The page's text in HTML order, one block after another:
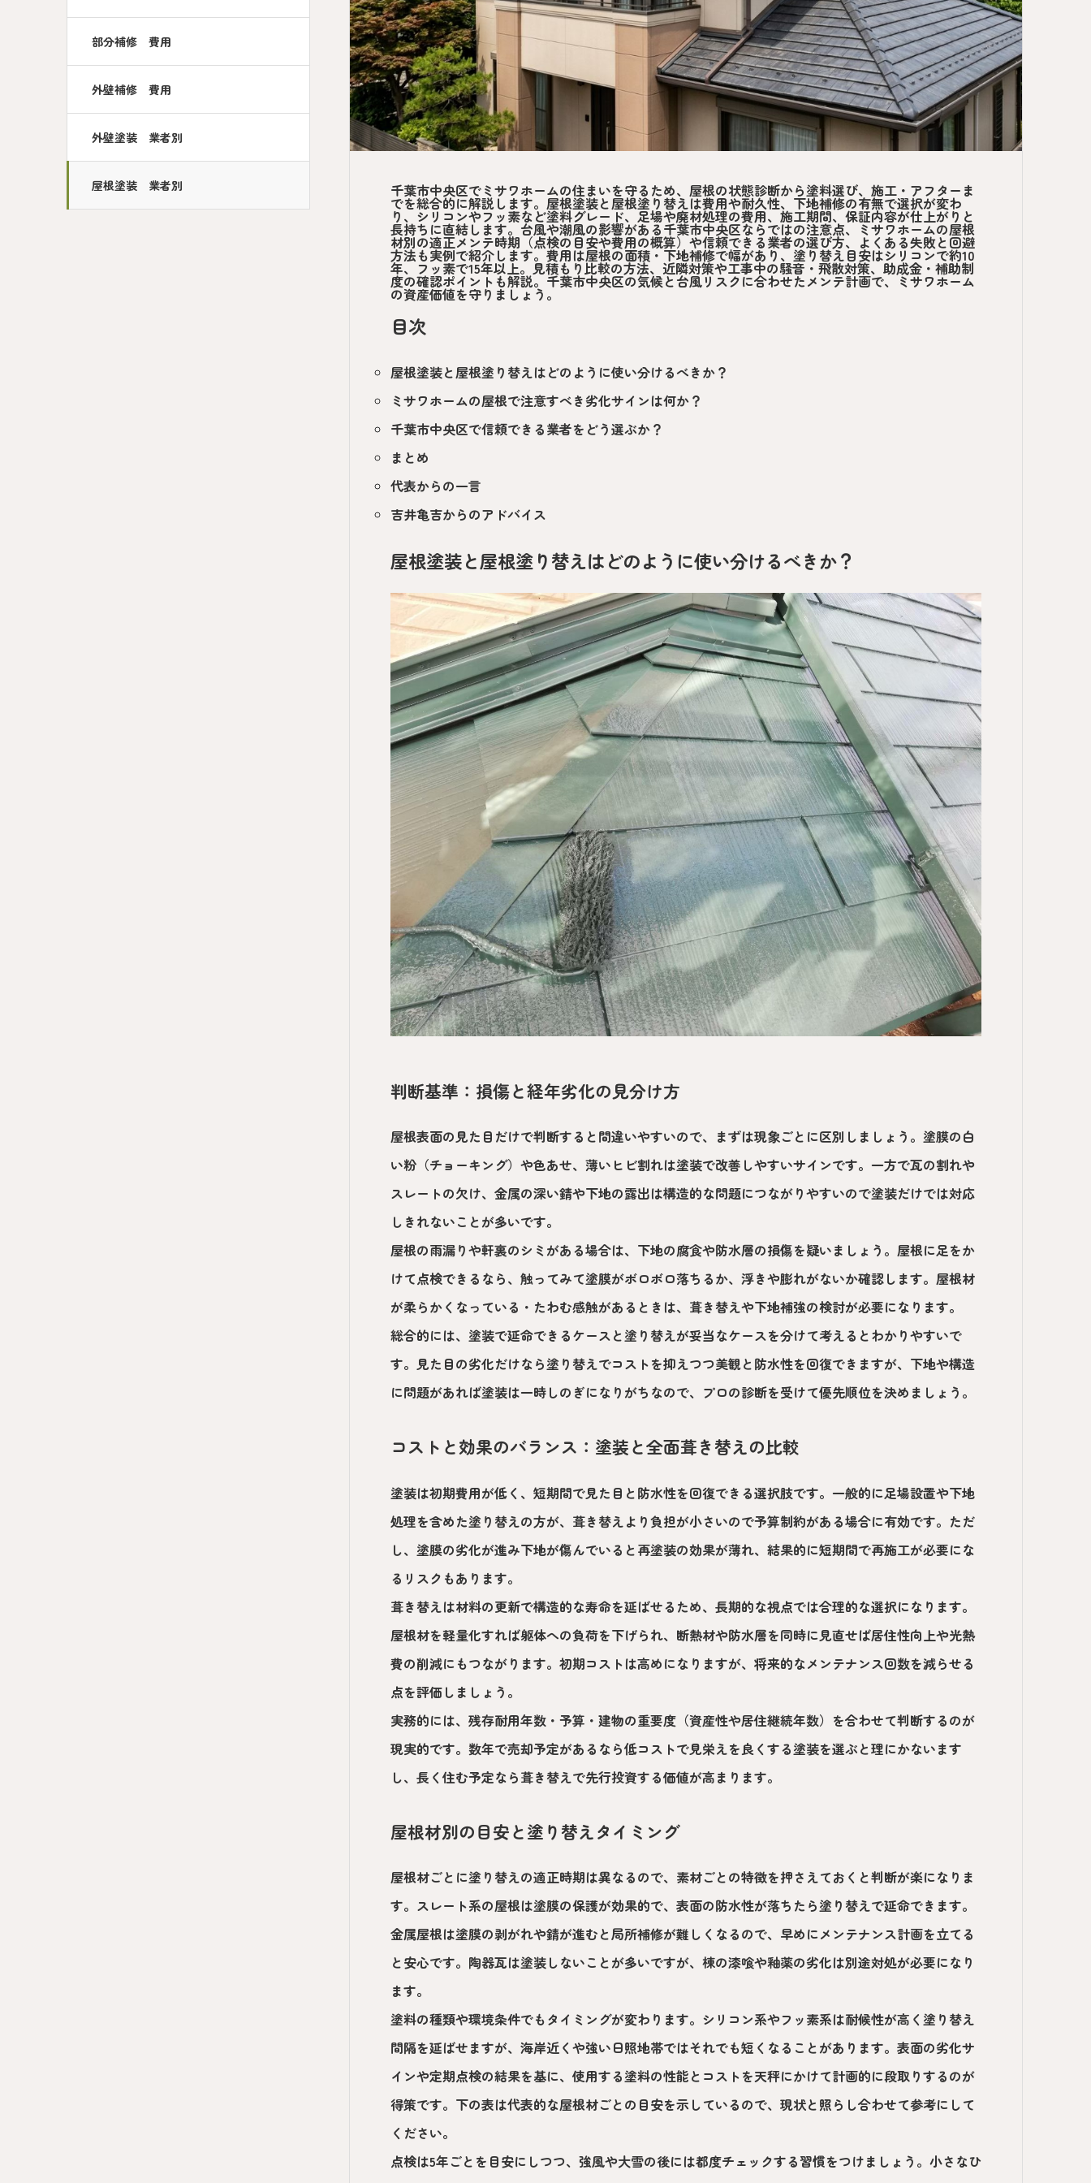
部分補修 費用
外壁補修 費用
外壁塗装 業者別
屋根塗装 業者別 千葉市中央区でミサワホームの住まいを守るため、屋根の状態診断から塗料選び、施工・アフターま
でを総合的に解説します。屋根塗装と屋根塗り替えは費用や耐久性、下地補修の有無で選択が変わ
り、シリコンやフッ素など塗料グレード、足場や廃材処理の費用、施工期間、保証内容が仕上がりと
長持ちに直結します。台風や潮風の影響がある千葉市中央区ならではの注意点、ミサワホームの屋根
材別の適正メンテ時期（点検の目安や費用の概算）や信頼できる業者の選び方、よくある失敗と回避
方法も実例で紹介します。費用は屋根の面積・下地補修で幅があり、塗り替え目安はシリコンで約10
年、フッ素で15年以上。見積もり比較の方法、近隣対策や工事中の騒音・飛散対策、助成金・補助制
度の確認ポイントも解説。千葉市中央区の気候と台風リスクに合わせたメンテ計画で、ミサワホーム
の資産価値を守りましょう。
目次
屋根塗装と屋根塗り替えはどのように使い分けるべきか？
ミサワホームの屋根で注意すべき劣化サインは何か？
千葉市中央区で信頼できる業者をどう選ぶか？
まとめ
代表からの一言
吉井亀吉からのアドバイス
屋根塗装と屋根塗り替えはどのように使い分けるべきか？
判断基準：損傷と経年劣化の見分け方
屋根表面の見た目だけで判断すると間違いやすいので、まずは現象ごとに区別しましょう。塗膜の白
い粉（チョーキング）や色あせ、薄いヒビ割れは塗装で改善しやすいサインです。一方で瓦の割れや
スレートの欠け、金属の深い錆や下地の露出は構造的な問題につながりやすいので塗装だけでは対応
しきれないことが多いです。
屋根の雨漏りや軒裏のシミがある場合は、下地の腐食や防水層の損傷を疑いましょう。屋根に足をか
けて点検できるなら、触ってみて塗膜がボロボロ落ちるか、浮きや膨れがないか確認します。屋根材
が柔らかくなっている・たわむ感触があるときは、葺き替えや下地補強の検討が必要になります。
総合的には、塗装で延命できるケースと塗り替えが妥当なケースを分けて考えるとわかりやすいで
す。見た目の劣化だけなら塗り替えでコストを抑えつつ美観と防水性を回復できますが、下地や構造
に問題があれば塗装は一時しのぎになりがちなので、プロの診断を受けて優先順位を決めましょう。
コストと効果のバランス：塗装と全面葺き替えの比較
塗装は初期費用が低く、短期間で見た目と防水性を回復できる選択肢です。一般的に足場設置や下地
処理を含めた塗り替えの方が、葺き替えより負担が小さいので予算制約がある場合に有効です。ただ
し、塗膜の劣化が進み下地が傷んでいると再塗装の効果が薄れ、結果的に短期間で再施工が必要にな
るリスクもあります。
葺き替えは材料の更新で構造的な寿命を延ばせるため、長期的な視点では合理的な選択になります。
屋根材を軽量化すれば躯体への負荷を下げられ、断熱材や防水層を同時に見直せば居住性向上や光熱
費の削減にもつながります。初期コストは高めになりますが、将来的なメンテナンス回数を減らせる
点を評価しましょう。
実務的には、残存耐用年数・予算・建物の重要度（資産性や居住継続年数）を合わせて判断するのが
現実的です。数年で売却予定があるなら低コストで見栄えを良くする塗装を選ぶと理にかないます
し、長く住む予定なら葺き替えで先行投資する価値が高まります。
屋根材別の目安と塗り替えタイミング
屋根材ごとに塗り替えの適正時期は異なるので、素材ごとの特徴を押さえておくと判断が楽になりま
す。スレート系の屋根は塗膜の保護が効果的で、表面の防水性が落ちたら塗り替えで延命できます。
金属屋根は塗膜の剥がれや錆が進むと局所補修が難しくなるので、早めにメンテナンス計画を立てる
と安心です。陶器瓦は塗装しないことが多いですが、棟の漆喰や釉薬の劣化は別途対処が必要になり
ます。
塗料の種類や環境条件でもタイミングが変わります。シリコン系やフッ素系は耐候性が高く塗り替え
間隔を延ばせますが、海岸近くや強い日照地帯ではそれでも短くなることがあります。表面の劣化サ
インや定期点検の結果を基に、使用する塗料の性能とコストを天秤にかけて計画的に段取りするのが
得策です。下の表は代表的な屋根材ごとの目安を示しているので、現状と照らし合わせて参考にして
ください。
点検は5年ごとを目安にしつつ、強風や大雪の後には都度チェックする習慣をつけましょう。小さなひ